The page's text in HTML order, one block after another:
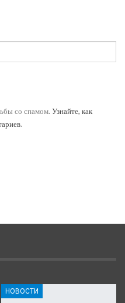
со спамом. Узнайте, как
.
НОВОСТИ